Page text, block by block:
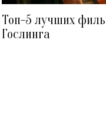
Топ-5 лучших
Гослинга